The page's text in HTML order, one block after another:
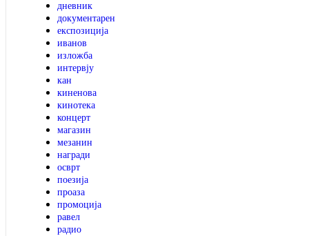
дневник
документарен
експозиција
иванов
изложба
интервју
кан
киненова
кинотека
концерт
магазин
мезанин
награди
осврт
поезија
проаза
промоција
равел
радио